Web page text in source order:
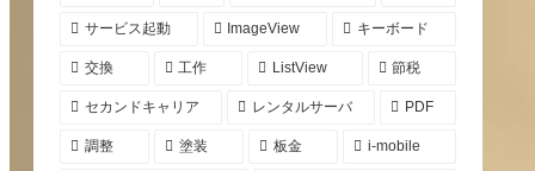
サービス起動 ImageView キーボード
交換 工作 ListView 節税
セカンドキャリア レンタルサーバ PDF
調整 塗装 板金 i-mobile